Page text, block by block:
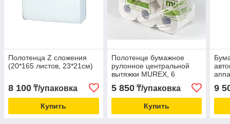
Полотенца Z сложения
(20*165 листов, 23*21см)
8 100 ₸/упаковка
Купить
Полотенце бумажное
рулонное центральной
вытяжки MUREX, 6
5 850₸/упаковка
Купить
9